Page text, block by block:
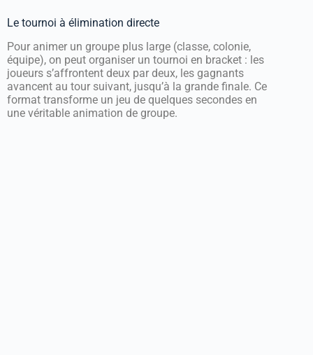
Le tournoi à élimination directe
Pour animer un groupe plus large (classe, colonie,
équipe), on peut organiser un tournoi en bracket : les
joueurs s’affrontent deux par deux, les gagnants
avancent au tour suivant, jusqu’à la grande finale. Ce
format transforme un jeu de quelques secondes en
une véritable animation de groupe.